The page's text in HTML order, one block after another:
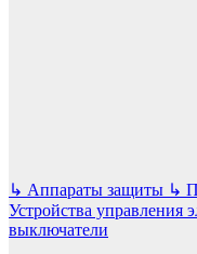
↳ Аппараты защиты ↳
Устройства управления
выключатели